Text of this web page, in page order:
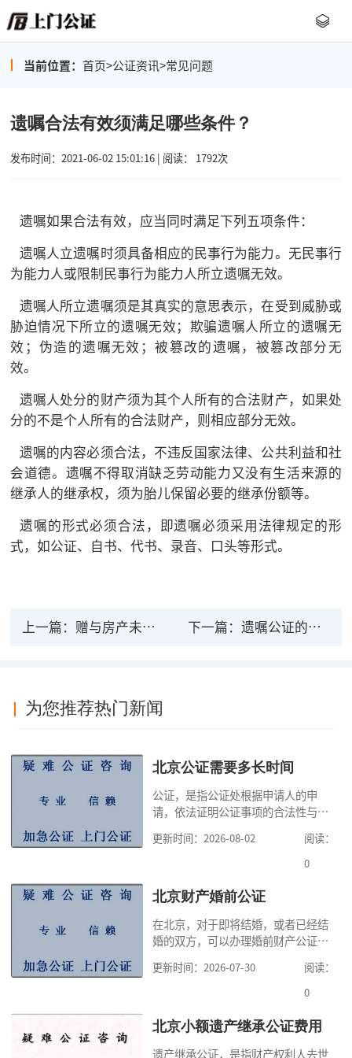
当前位置： 首页>公证资讯>常见问题
遗嘱合法有效须满足哪些条件？
发布时间：2021-06-02 15:01:16 | 阅读： 1792次
遗嘱如果合法有效，应当同时满足下列五项条件：
遗嘱人立遗嘱时须具备相应的民事行为能力。无民事行
为能力人或限制民事行为能力人所立遗嘱无效。
遗嘱人所立遗嘱须是其真实的意思表示，在受到威胁或
胁迫情况下所立的遗嘱无效；欺骗遗嘱人所立的遗嘱无
效；伪造的遗嘱无效；被篡改的遗嘱，被篡改部分无
效。
遗嘱人处分的财产须为其个人所有的合法财产，如果处
分的不是个人所有的合法财产，则相应部分无效。
遗嘱的内容必须合法，不违反国家法律、公共利益和社
会道德。遗嘱不得取消缺乏劳动能力又没有生活来源的
继承人的继承权，须为胎儿保留必要的继承份额等。
遗嘱的形式必须合法，即遗嘱必须采用法律规定的形
式，如公证、自书、代书、录音、口头等形式。
上一篇： 赠与房产未过户，房归谁？ 下一篇： 遗嘱公证的法律效力
为您推荐热门新闻
北京公证需要多长时间
公证，是指公证处根据申请人的申
请，依法证明公证事项的合法性与真
高公证事项的效力，固定证据，但是
很多人不知道在北京办理公证需要多
家，办理公证的时候除了需要按照公
道北京公证需要什么材料,北京公证需
要多少钱？北京公
更新时间：2026-08-02
阅读：
0
北京财产婚前公证
在北京，对于即将结婚，或者已经结
婚的双方，可以办理婚前财产公证，
式，可以避免个人财产引发的纠纷，
但是，在北京办理婚前财产公证，除
料外，公证咨询告诉大家，我们有必
更新时间：2026-07-30
阅读：
0
北京小额遗产继承公证费用
遗产继承公证，是指财产权利人去世